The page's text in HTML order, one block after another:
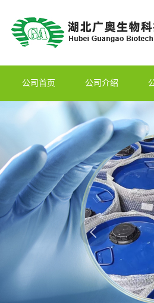
公司首页 公司介绍